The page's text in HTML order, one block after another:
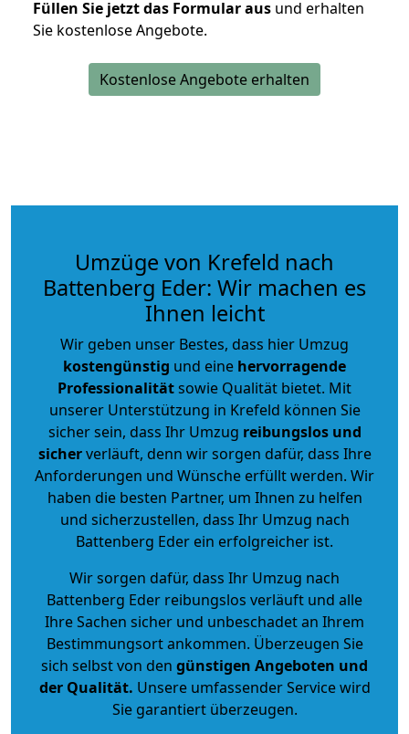
Füllen Sie jetzt das Formular aus und erhalten
Sie kostenlose Angebote.
Kostenlose Angebote erhalten
Umzüge von Krefeld nach
Battenberg Eder: Wir machen es
Ihnen leicht
Wir geben unser Bestes, dass hier Umzug
kostengünstig und eine hervorragende
Professionalitätsowie Qualität bietet. Mit
unserer Unterstützung in Krefeld können Sie
sicher sein, dass Ihr Umzug reibungslos und
sicherverläuft, denn wir sorgen dafür, dass Ihre
Anforderungen und Wünsche erfüllt werden. Wir
haben die besten Partner, um Ihnen zu helfen
und sicherzustellen, dass Ihr Umzug nach
Battenberg Eder ein erfolgreicher ist.
Wir sorgen dafür, dass Ihr Umzug nach
Battenberg Eder reibungslos verläuft und alle
Ihre Sachen sicher und unbeschadet an Ihrem
Bestimmungsort ankommen. Überzeugen Sie
sich selbst von den günstigen Angeboten und
der Qualität. Unsere umfassender Service wird
Sie garantiert überzeugen.